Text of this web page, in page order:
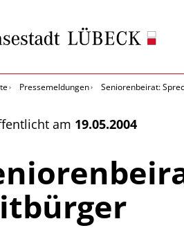
Pressemeldungen Seniorenbeirat:
am 19.05.2004